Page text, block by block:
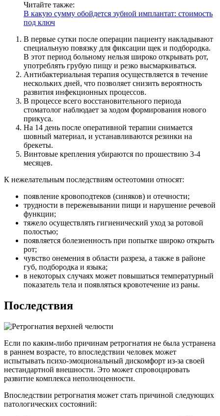
Читайте также:
В какую сумму обойдется зубной имплантат: стоимость
под ключ
В первые сутки после операции пациенту накладывают
специальную повязку для фиксации щек и подбородка.
В этот период больному нельзя широко открывать рот,
употреблять грубую пищу и резко высмаркиваться.
Антибактериальная терапия осуществляется в течение
нескольких дней, что позволяет снизить вероятность
развития инфекционных процессов.
В процессе всего восстановительного периода
стоматолог наблюдает за ходом формирования нового
прикуса.
На 14 день после оперативной терапии снимается
шовный материал, и устанавливаются резинки на
брекеты.
Винтовые крепления убираются по прошествию 3-4
месяцев.
К нежелательным последствиям остеотомии относят:
появление кровоподтеков (синяков) и отечности;
трудности в пережевывании пищи и нарушение речевой
функции;
тяжело осуществлять гигиенический уход за ротовой
полостью;
появляется болезненность при попытке широко открыть
рот;
чувство онемения в области разреза, а также в районе
губ, подбородка и языка;
в некоторых случаях может повышаться температурный
показатель тела и появляться кровотечение из раны.
Последствия
Если по каким-либо причинам ретрогнатия не была устранена
в раннем возрасте, то впоследствии человек может
испытывать психо-эмоциональный дискомфорт из-за своей
нестандартной внешности. Это может спровоцировать
развитие комплекса неполноценности.
Впоследствии ретрогнатия может стать причиной следующих
патологических состояний: